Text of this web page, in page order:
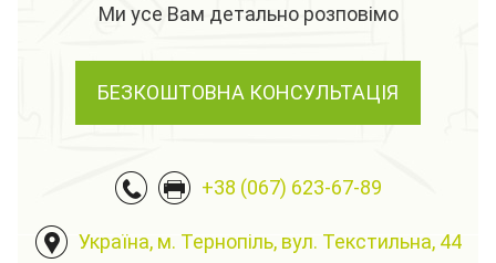
Ми усе Вам детально розповімо
БЕЗКОШТОВНА КОНСУЛЬТАЦІЯ
+38 (067) 623-67-89
Україна, м. Тернопіль, вул. Текстильна, 44